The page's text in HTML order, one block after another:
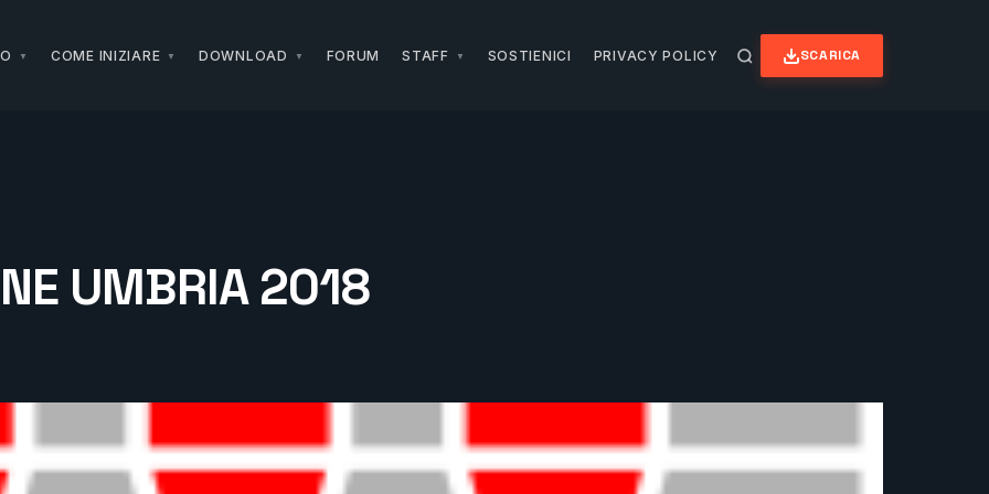
COME INIZIARE DOWNLOAD FORUM STAFF SOSTIENICI PRIVACY POLICY SCARICA
UMBRIA 2018